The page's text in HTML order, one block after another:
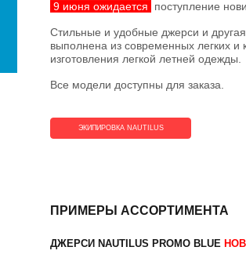
9 июня ожидается поступление
Стильные и удобные джерси и
выполнена из современных легких
изготовления легкой летней одежды.
Все модели доступны для заказа.
ЭКИПИРОВКА NAUTILUS
ПРИМЕРЫ АССОРТИМЕНТА
ДЖЕРСИ NAUTILUS PROMO BLUE